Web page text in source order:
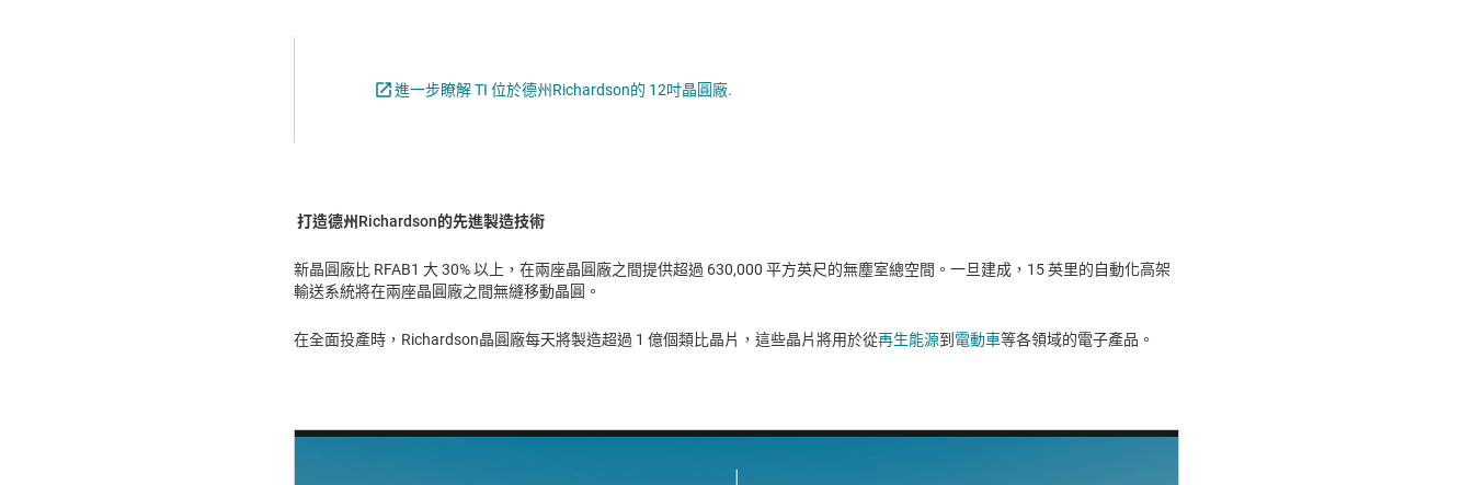
進一步瞭解 TI 位於德州Richardson的 12吋晶圓廠.
打造德州Richardson的先進製造技術
新晶圓廠比 RFAB1 大 30% 以上，在兩座晶圓廠之間提供超過 630,000 平方英尺的無塵室總空間。一旦建成，15 英里的自動化高架
輸送系統將在兩座晶圓廠之間無縫移動晶圓。
在全面投產時，Richardson晶圓廠每天將製造超過 1 億個類比晶片，這些晶片將用於從再生能源到 電動車等各領域的電子產品。